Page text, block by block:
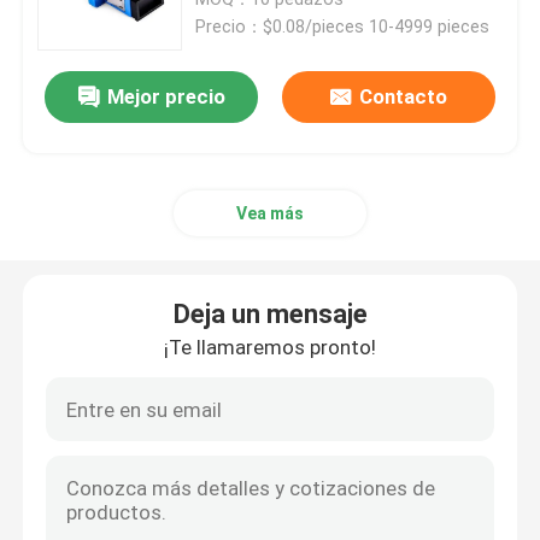
Bucle invertido de la fibra óptica
Atenuador de la fibra óptica
Precio：$0.08/pieces 10-4999 pieces
Mejor precio Contacto
Vea más
Deja un mensaje
¡Te llamaremos pronto!